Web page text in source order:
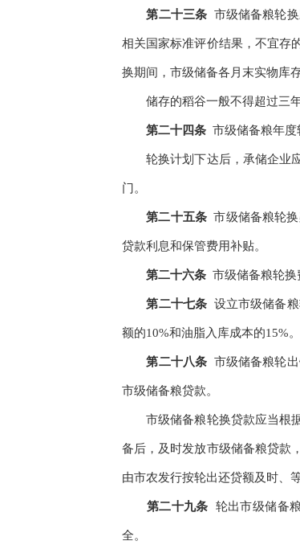
第二十三条 市级储备粮轮
相关国家标准评价结果，不宜存
换期间，市级储备各月末实物库
储存的稻谷一般不得超过三
第二十四条 市级储备粮年度
轮换计划下达后，承储企业
门。
第二十五条 市级储备粮轮
贷款利息和保管费用补贴。
第二十六条 市级储备粮轮换
第二十七条 设立市级储备
额的10%和油脂入库成本的15%。
第二十八条 市级储备粮轮
市级储备粮贷款。
市级储备粮轮换贷款应当根
备后，及时发放市级储备粮贷款
由市农发行按轮出还贷额及时、
第二十九条 轮出市级储备
全。